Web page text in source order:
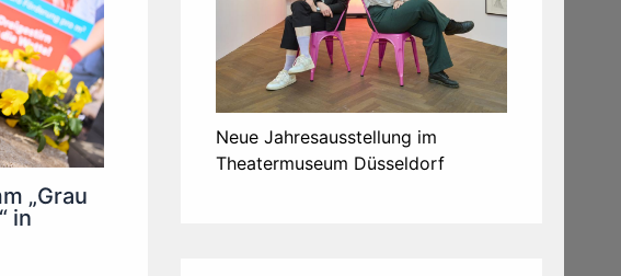
„Grau
in
Neue Jahresausstellung im
Theatermuseum Düsseldorf